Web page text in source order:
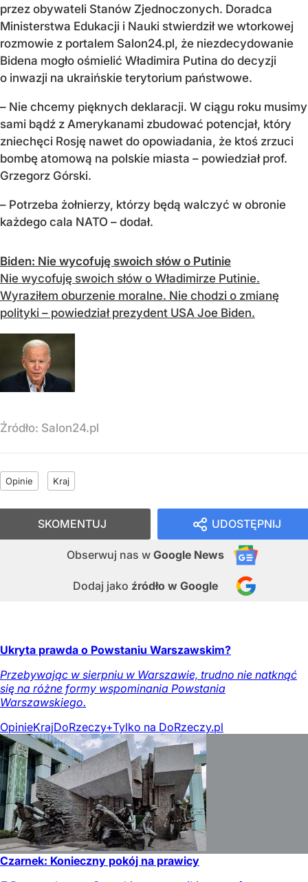
przez obywateli Stanów Zjednoczonych. Doradca
Ministerstwa Edukacji i Nauki stwierdził we wtorkowej
rozmowie z portalem Salon24.pl, że niezdecydowanie
Bidena mogło ośmielić Władimira Putina do decyzji
o inwazji na ukraińskie terytorium państwowe.
– Nie chcemy pięknych deklaracji. W ciągu roku musimy
sami bądź z Amerykanami zbudować potencjał, który
zniechęci Rosję nawet do opowiadania, że ktoś zrzuci
bombę atomową na polskie miasta – powiedział prof.
Grzegorz Górski.
– Potrzeba żołnierzy, którzy będą walczyć w obronie
każdego cala NATO – dodał.
Biden: Nie wycofuję swoich słów o Putinie
Nie wycofuję swoich słów o Władimirze Putinie.
Wyraziłem oburzenie moralne. Nie chodzi o zmianę
polityki – powiedział prezydent USA Joe Biden.
Źródło: Salon24.pl
Opinie Kraj
UDOSTĘPNIJ
Obserwuj nas w Google News
Dodaj jako źródło w Google
SKOMENTUJ
Ukryta prawda o Powstaniu Warszawskim?
Przebywając w sierpniu w Warszawie, trudno nie natknąć
się na różne formy wspominania Powstania
Warszawskiego.
OpinieKrajDoRzeczy+Tylko na DoRzeczy.pl
Czarnek: Konieczny pokój na prawicy